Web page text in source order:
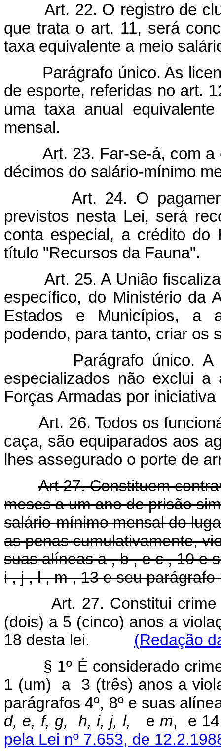
Art. 22. O registro de
que trata o art. 11, será
taxa equivalente a meio
Parágrafo único. As
de esporte, referidas no art.
uma taxa anual
mensal.
Art. 23. Far-se-á, com
décimos do salário-mínimo
Art. 24. O
previstos nesta Lei, será
conta especial, a crédito do
título "Recursos da Fauna".
Art. 25. A União
específico, do Ministério da
Estados e Municípios, a
podendo, para tanto, criar os
Parágrafo único.
especializados não exclui
Forças Armadas por iniciativa
Art. 26. Todos os
caça, são equiparados aos
lhes assegurado o porte de
Art 27. Constituem
meses a um ano de prisão
salário-mínimo mensal do
as penas cumulativamente,
suas alíneas a , b , e c , 10 e
i , j , l , m , 13 e seu
Art. 27. Constitui
(dois) a 5 (cinco) anos a
18 desta lei. (Redação
§ 1º É considerado
1 (um) a 3 (três) anos a
parágrafos 4º, 8º e suas
d, e, f, g, h, i, j, l, e m, e
pela Lei nº 7.653, de